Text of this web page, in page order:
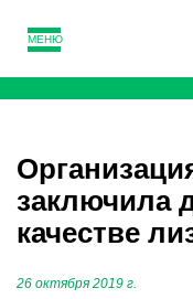
МЕНЮ
заключила
качестве
26 октября 2019 г.